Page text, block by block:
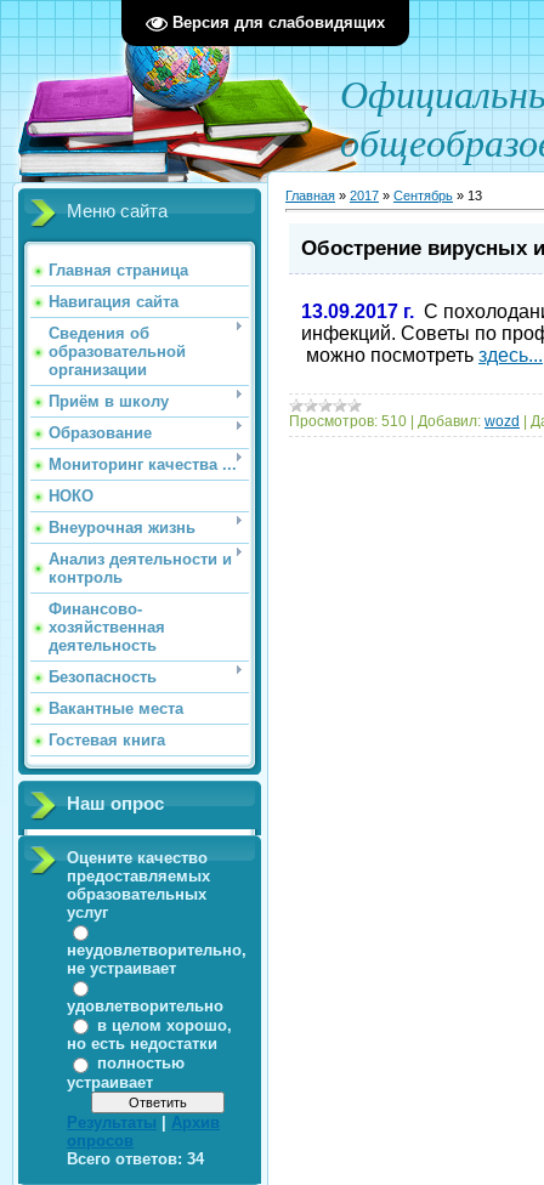
Версия для слабовидящих
Официал
Меню сайта
Главная страница
Навигация сайта
Сведения об
образовательной
организации
Приём в школу
Образование
Мониторинг качества ...
НОКО
Внеурочная жизнь
Анализ деятельности и
контроль
Финансово-
хозяйственная
деятельность
Безопасность
Вакантные места
Гостевая книга
Наш опрос
Оцените качество
предоставляемых
образовательных
услуг
неудовлетворительно,
не устраивает
удовлетворительно
в целом хорошо,
но есть недостатки
полностью
устраивает
Результаты
Архив
опросов
Всего ответов: 34
Главная » 2017 » Сентябрь » 13
Обострение вирусных
13.09.2017 г. С
инфекций. Советы по
можно посмотреть здесь...
Просмотров: 510 | Добавил: wozd |